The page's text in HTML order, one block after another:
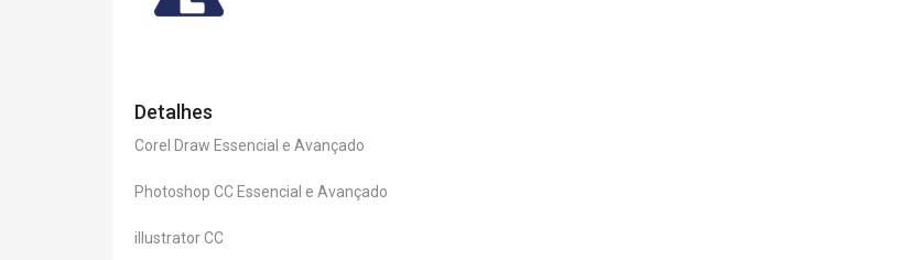
Detalhes
Corel Draw Essencial e Avançado
Photoshop CC Essencial e Avançado
illustrator CC